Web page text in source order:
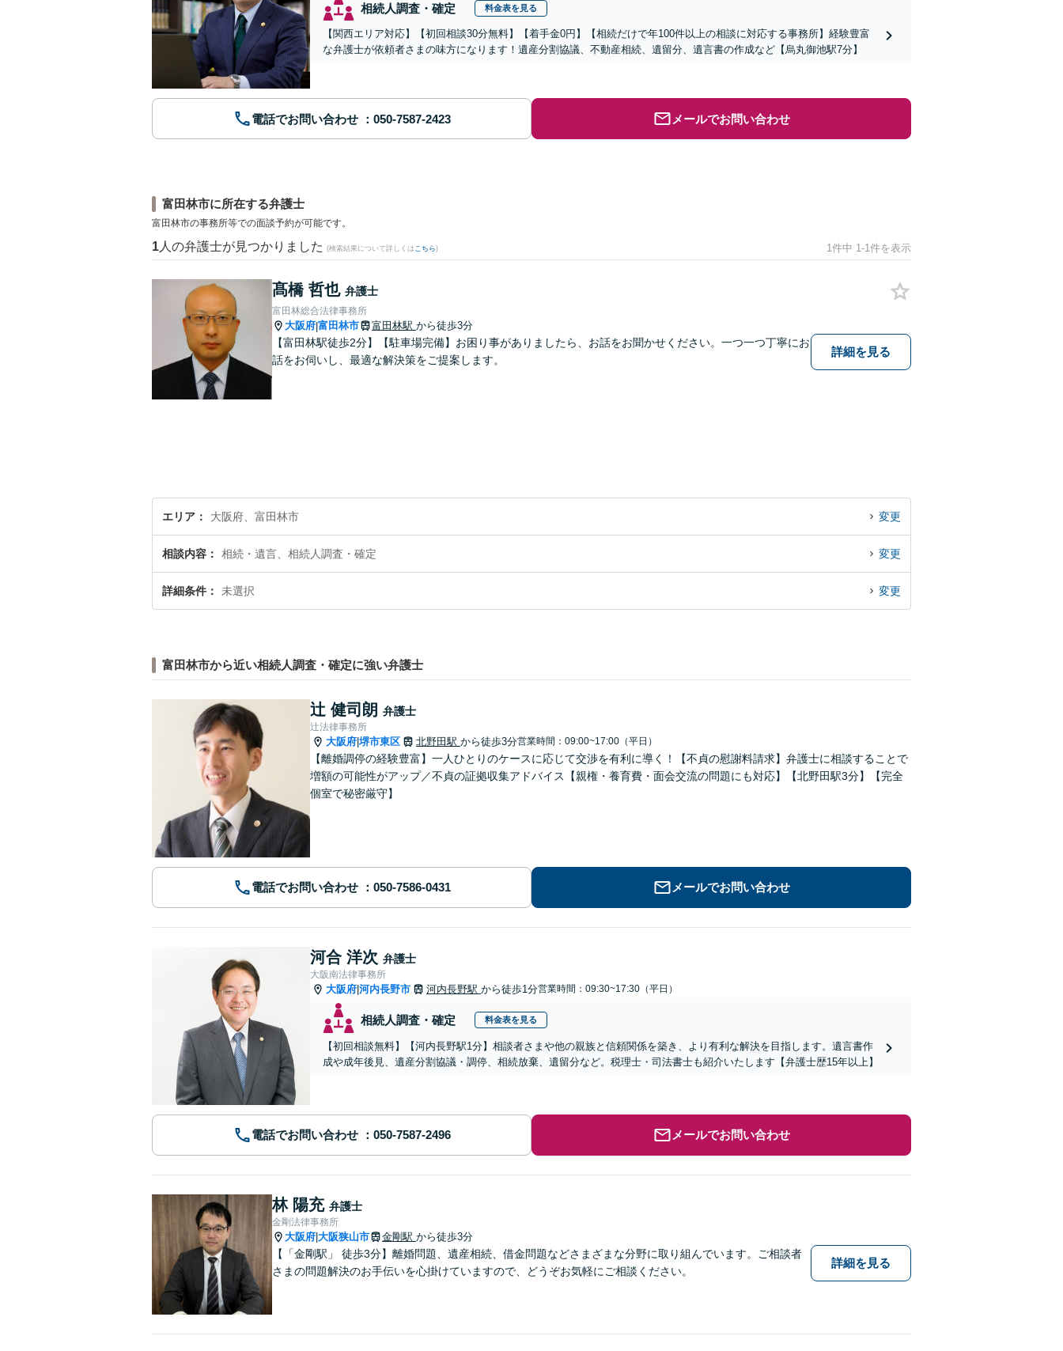
相続人調査・確定 料金表を見る
【関西エリア対応】【初回相談30分無料】【着手金0円】【相続だけで年100件以上の相談に対応する事務所】経験豊富
な弁護士が依頼者さまの味方になります！遺産分割協議、不動産相続、遺留分、遺言書の作成など【烏丸御池駅7分】
電話でお問い合わせ メールでお問い合わせ
富田林市に所在する弁護士
富田林市の事務所等での面談予約が可能です。
1 人の弁護士が見つかりました (検索結果について詳しくは こちら) 1件中 1-1件を表示
髙橋 哲也 弁護士
富田林総合法律事務所
大阪府|富田林市 富田林駅 から徒歩3分
【富田林駅徒歩2分】【駐車場完備】お困り事がありましたら、お話をお聞かせください。一つ一つ丁寧にお
話をお伺いし、最適な解決策をご提案します。
詳細を見る
エリア 大阪府、富田林市 変更
相談内容 相続・遺言、相続人調査・確定 変更
詳細条件 未選択 変更
富田林市から近い相続人調査・確定に強い弁護士
辻 健司朗 弁護士
辻法律事務所
大阪府 堺市東区 北野田駅 から徒歩3分営業時間：09:00~17:00（平日）
【離婚調停の経験豊富】一人ひとりのケースに応じて交渉を有利に導く！【不貞の慰謝料請求】弁護士に相談することで
増額の可能性がアップ／不貞の証拠収集アドバイス【親権・養育費・面会交流の問題にも対応】【北野田駅3分】【完全
個室で秘密厳守】
電話でお問い合わせ メールでお問い合わせ
河合 洋次 弁護士
大阪南法律事務所
大阪府 河内長野市 河内長野駅 から徒歩1分営業時間：09:30~17:30（平日）
相続人調査・確定 料金表を見る
【初回相談無料】【河内長野駅1分】相談者さまや他の親族と信頼関係を築き、より有利な解決を目指します。遺言書作
成や成年後見、遺産分割協議・調停、相続放棄、遺留分など。税理士・司法書士も紹介いたします【弁護士歴15年以上】
電話でお問い合わせ メールでお問い合わせ
林 陽充 弁護士
金剛法律事務所
大阪府 大阪狭山市 金剛駅 から徒歩3分
【「金剛駅」 徒歩3分】離婚問題、遺産相続、借金問題などさまざまな分野に取り組んでいます。ご相談者
さまの問題解決のお手伝いを心掛けていますので、どうぞお気軽にご相談ください。
詳細を見る